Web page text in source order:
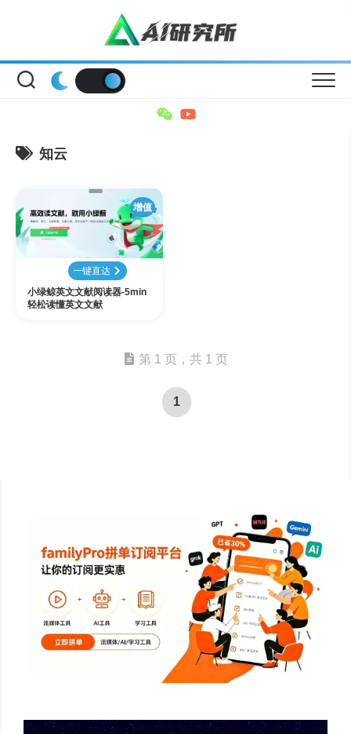
知云
增值
一键直达
小绿鲸英文文献阅读器-5min
轻松读懂英文文献
第 1 页，共 1 页
1